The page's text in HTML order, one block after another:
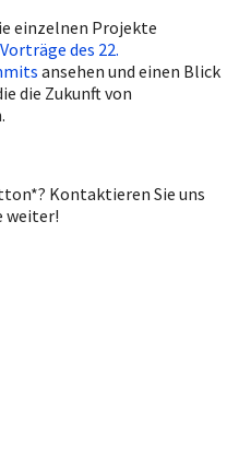
einzelnen Projekte
Vorträge des 22.
ansehen und einen Blick
die Zukunft von
Kontaktieren Sie uns
weiter!